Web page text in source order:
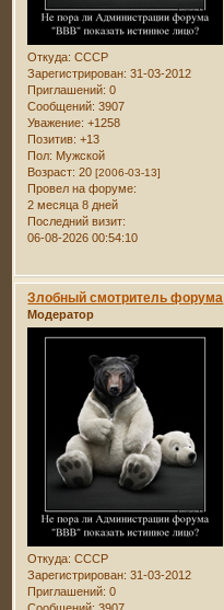
Откуда: СССР
Зарегистрирован: 31-03-2012
Приглашений: 0
Сообщений: 3907
Уважение: +1258
Позитив: +13
Пол: Мужской
Возраст: 20[2006-03-13]
Провел на форуме:
2 месяца 8 дней
Последний визит:
06-08-2026 00:54:10
Злобный смотритель форума
Модератор
Откуда: СССР
Зарегистрирован: 31-03-2012
Приглашений: 0